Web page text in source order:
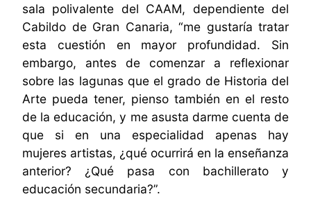
sala polivalente del CAAM, dependiente del
Cabildo de Gran Canaria, “me gustaría tratar
esta cuestión en mayor profundidad. Sin
embargo, antes de comenzar a reflexionar
sobre las lagunas que el grado de Historia del
Arte pueda tener, pienso también en el resto
de la educación, y me asusta darme cuenta de
que si en una especialidad apenas hay
mujeres artistas, ¿qué ocurrirá en la enseñanza
anterior? ¿Qué pasa con bachillerato y
educación secundaria?”.